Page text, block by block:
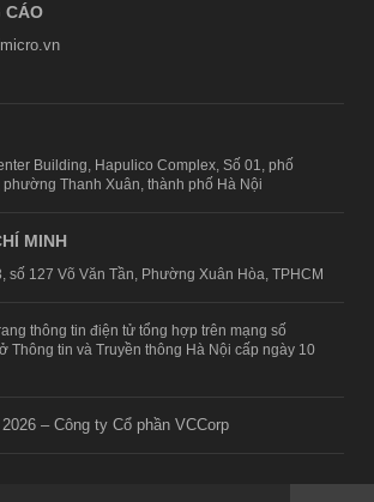
CÁO
Building, Hapulico Complex, Số 01, phố
Thanh Xuân, thành phố Hà Nội
MINH
số 127 Võ Văn Tần, Phường Xuân Hòa, TPHCM
thông tin điện tử tổng hợp trên mạng số
Thông tin và Truyền thông Hà Nội cấp ngày 10
– Công ty Cổ phần VCCorp